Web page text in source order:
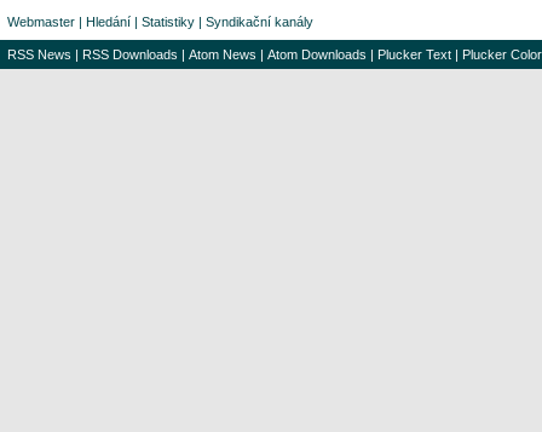
Webmaster | Hledání | Statistiky | Syndikační kanály
RSS News | RSS Downloads | Atom News | Atom Downloads | Plucker Text | Plucker Color